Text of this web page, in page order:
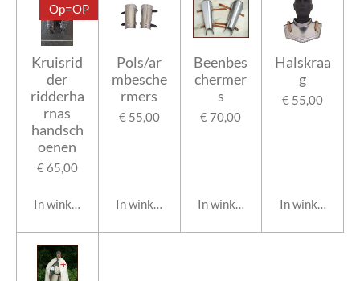
Op=OP
Kruisrid
der
ridderha
rnas
handsch
oenen
€ 65,00
In winkelwagen
Pols/ar
mbesche
rmers
€ 55,00
In winkelwagen
Beenbes
chermer
s
€ 70,00
In winkelwagen
Halskraa
g
€ 55,00
In